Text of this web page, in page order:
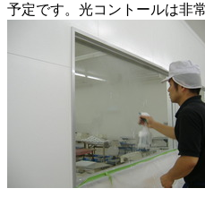
予定です。光コントールは非